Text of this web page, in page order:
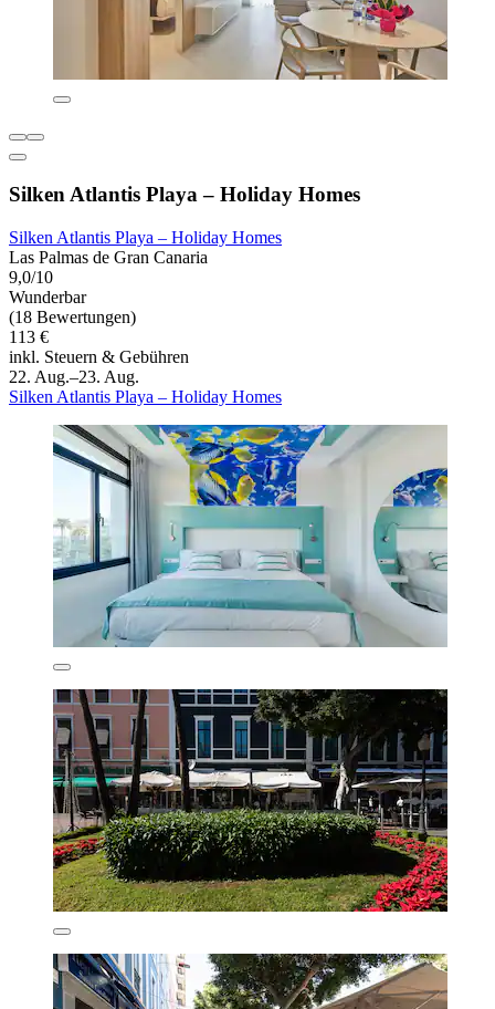
Silken Atlantis Playa – Holiday Homes
Silken Atlantis Playa – Holiday Homes
Las Palmas de Gran Canaria
9,0/10
Wunderbar
(18 Bewertungen)
113 €
inkl. Steuern & Gebühren
22. Aug.–23. Aug.
Silken Atlantis Playa – Holiday Homes